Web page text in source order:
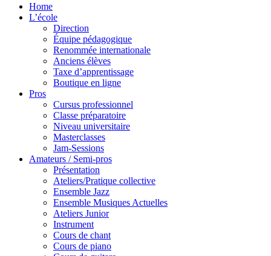
Home
L’école
Direction
Équipe pédagogique
Renommée internationale
Anciens élèves
Taxe d’apprentissage
Boutique en ligne
Pros
Cursus professionnel
Classe préparatoire
Niveau universitaire
Masterclasses
Jam-Sessions
Amateurs / Semi-pros
Présentation
Ateliers/Pratique collective
Ensemble Jazz
Ensemble Musiques Actuelles
Ateliers Junior
Instrument
Cours de chant
Cours de piano